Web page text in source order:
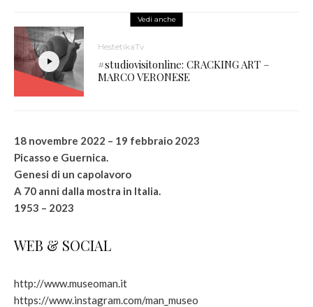
Vedi anche
HestetikaTv
#studiovisitonline: CRACKING ART –
MARCO VERONESE
18 novembre 2022 – 19 febbraio 2023
Picasso e Guernica.
Genesi di un capolavoro
A 70 anni dalla mostra in Italia.
1953 – 2023
WEB & SOCIAL
http://www.museoman.it
https://www.instagram.com/man_museo